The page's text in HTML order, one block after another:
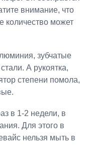
внимание, что
количество может
зубчатые
А рукоятка,
степени помола,
в 1-2 недели, в
Для этого в
нельзя мыть в